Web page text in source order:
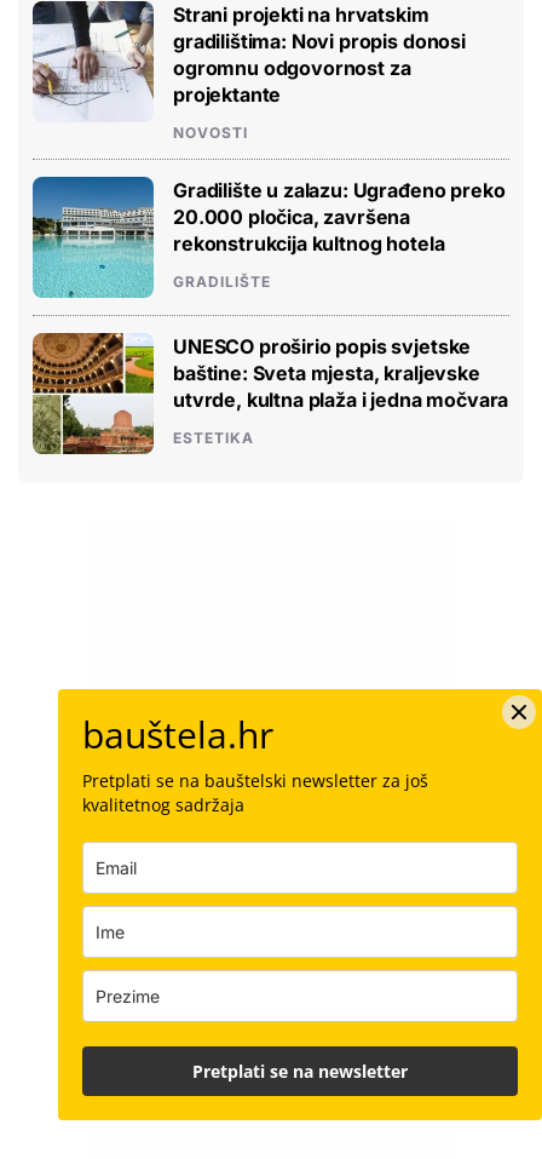
Strani projekti na hrvatskim
gradilištima: Novi propis donosi
ogromnu odgovornost za
projektante
NOVOSTI
Gradilište u zalazu: Ugrađeno preko
20.000 pločica, završena
rekonstrukcija kultnog hotela
GRADILIŠTE
UNESCO proširio popis svjetske
baštine: Sveta mjesta, kraljevske
utvrde, kultna plaža i jedna močvara
ESTETIKA
bauštela.hr
Pretplati se na bauštelski newsletter za još
kvalitetnog sadržaja
Pretplati se na newsletter